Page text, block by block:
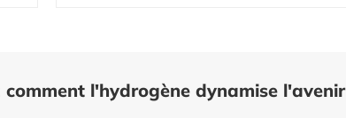
comment l'hydrogène dynamise l'avenir